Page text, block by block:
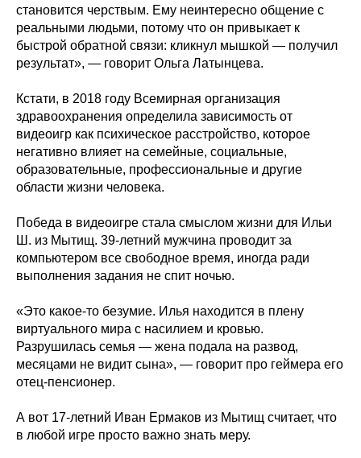
становится черствым. Ему неинтересно общение с
реальными людьми, потому что он привыкает к
быстрой обратной связи: кликнул мышкой — получил
результат», — говорит Ольга Латынцева.
Кстати, в 2018 году Всемирная организация
здравоохранения определила зависимость от
видеоигр как психическое расстройство, которое
негативно влияет на семейные, социальные,
образовательные, профессиональные и другие
области жизни человека.
Победа в видеоигре стала смыслом жизни для Ильи
Ш. из Мытищ. 39-летний мужчина проводит за
компьютером все свободное время, иногда ради
выполнения задания не спит ночью.
«Это какое-то безумие. Илья находится в плену
виртуального мира с насилием и кровью.
Разрушилась семья — жена подала на развод,
месяцами не видит сына», — говорит про геймера его
отец-пенсионер.
А вот 17-летний Иван Ермаков из Мытищ считает, что
в любой игре просто важно знать меру.